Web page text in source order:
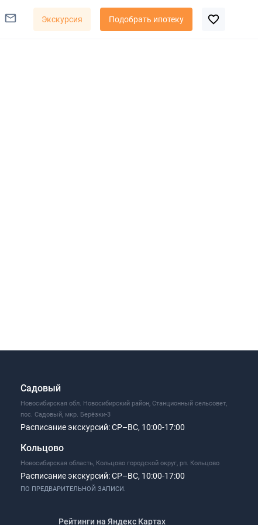
Экскурсия Подобрать ипотеку
Садовый
Новосибирская обл. Новосибирский район, Станционный сельсовет,
пос. Садовый, мкр. Берёзки-3
Расписание экскурсий:СР–ВС, 10:00-17:00
Кольцово
Новосибирская область, Кольцово городской округ, рп. Кольцово
Расписание экскурсий:СР–ВС, 10:00-17:00
ПО ПРЕДВАРИТЕЛЬНОЙ ЗАПИСИ.
Рейтинги на Яндекс Картах